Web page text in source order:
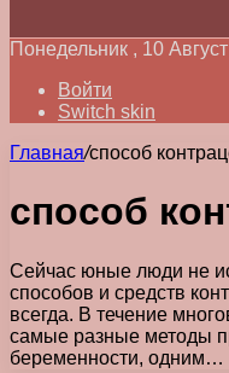
Понедельник , 10
Войти
Switch skin
Главная/способ
способ
Сейчас юные люди не
способов и средств
всегда. В течение
самые разные методы
беременности, одним…